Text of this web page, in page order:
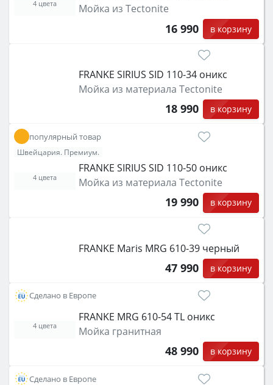
Мойка из Tectonite
16 990 в корзину
4 цвета
FRANKE SIRIUS SID 110-34 оникс
Мойка из материала Tectonite
18 990 в корзину
популярный товар
Швейцария. Премиум.
FRANKE SIRIUS SID 110-50 оникс
Мойка из материала Tectonite
19 990 в корзину
4 цвета
FRANKE Maris MRG 610-39 черный
47 990 в корзину
Сделано в Европе
FRANKE MRG 610-54 TL оникс
Мойка гранитная
48 990 в корзину
4 цвета
Сделано в Европе